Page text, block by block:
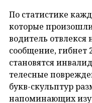
По статистике
которые
водитель отвлекся
сообщение, гибнет
становятся
телесные
букв-скульптур
напоминающих